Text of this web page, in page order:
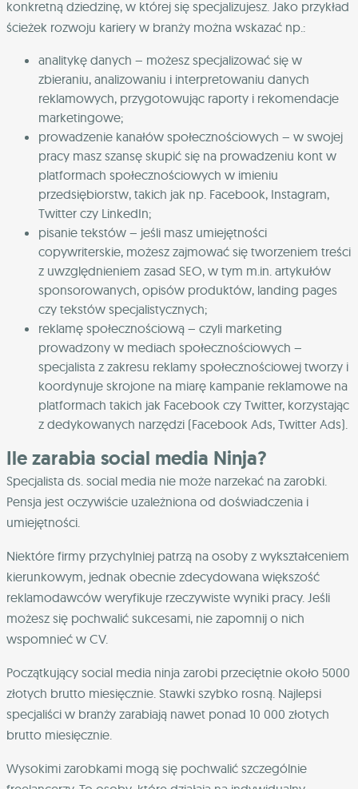
konkretną dziedzinę, w której się specjalizujesz. Jako przykład
ścieżek rozwoju kariery w branży można wskazać np.:
analitykę danych – możesz specjalizować się w
zbieraniu, analizowaniu i interpretowaniu danych
reklamowych, przygotowując raporty i rekomendacje
marketingowe;
prowadzenie kanałów społecznościowych – w swojej
pracy masz szansę skupić się na prowadzeniu kont w
platformach społecznościowych w imieniu
przedsiębiorstw, takich jak np. Facebook, Instagram,
Twitter czy LinkedIn;
pisanie tekstów – jeśli masz umiejętności
copywriterskie, możesz zajmować się tworzeniem treści
z uwzględnieniem zasad SEO, w tym m.in. artykułów
sponsorowanych, opisów produktów, landing pages
czy tekstów specjalistycznych;
reklamę społecznościową – czyli marketing
prowadzony w mediach społecznościowych –
specjalista z zakresu reklamy społecznościowej tworzy i
koordynuje skrojone na miarę kampanie reklamowe na
platformach takich jak Facebook czy Twitter, korzystając
z dedykowanych narzędzi (Facebook Ads, Twitter Ads).
Ile zarabia social media Ninja?
Specjalista ds. social media nie może narzekać na zarobki.
Pensja jest oczywiście uzależniona od doświadczenia i
umiejętności.
Niektóre firmy przychylniej patrzą na osoby z wykształceniem
kierunkowym, jednak obecnie zdecydowana większość
reklamodawców weryfikuje rzeczywiste wyniki pracy. Jeśli
możesz się pochwalić sukcesami, nie zapomnij o nich
wspomnieć w CV.
Początkujący social media ninja zarobi przeciętnie około 5000
złotych brutto miesięcznie. Stawki szybko rosną. Najlepsi
specjaliści w branży zarabiają nawet ponad 10 000 złotych
brutto miesięcznie.
Wysokimi zarobkami mogą się pochwalić szczególnie